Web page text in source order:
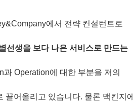
에서 전략 컨설턴트로
선생을 보다 나은 서비스로 만드는
Operation에 대한 부분을 저의
어올리고 있습니다. 물론 맥킨지에